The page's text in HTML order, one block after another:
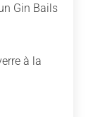
Gin Bails
à la